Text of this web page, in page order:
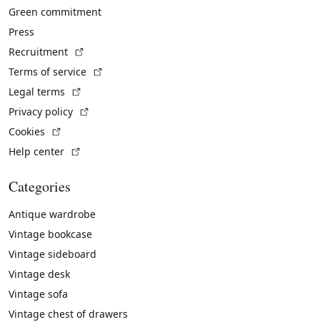
Green commitment
Press
Recruitment
Terms of service
Legal terms
Privacy policy
Cookies
Help center
Categories
Antique wardrobe
Vintage bookcase
Vintage sideboard
Vintage desk
Vintage sofa
Vintage chest of drawers